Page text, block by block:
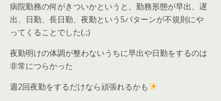
病院勤務の何がきついかというと、勤務形態が早出、遅
出、日勤、長日勤、夜勤という5パターンが不規則にや
ってくることでした(..;)
夜勤明けの体調が整わないうちに早出や日勤をするのは
非常につらかった
週2回夜勤をするだけなら頑張れるかも